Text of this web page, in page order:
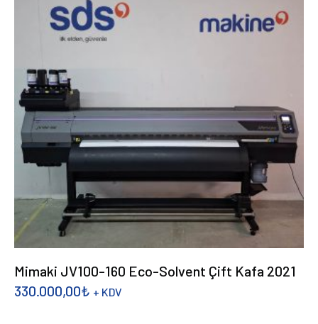
Mimaki JV100-160 Eco-Solvent Çift Kafa 2021
330.000,00₺ + KDV